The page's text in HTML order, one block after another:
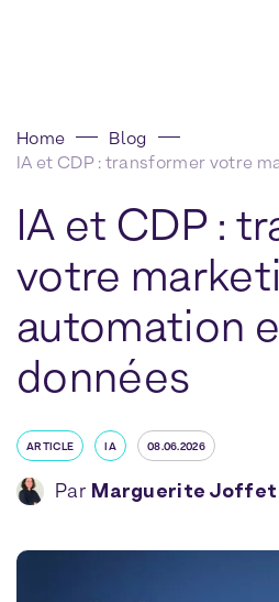
Home
Blog
IA et CDP :
votre
automation
données
ARTICLE IA 08.06.2026
Par Marguerite Joffet